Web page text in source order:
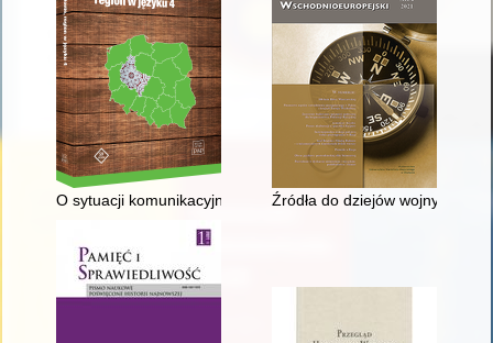
O sytuacji komunikacyjnej "Gazety Podhalańskiej" i jej
Źródła do dziejów wojny